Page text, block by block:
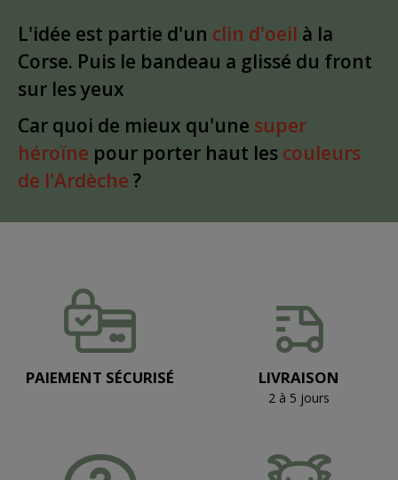
L'idée est partie d'un clin d'oeil à la
Corse. Puis le bandeau a glissé du front
sur les yeux
Car quoi de mieux qu'une super
héroïne pour porter haut les couleurs
de l'Ardèche ?
PAIEMENT SÉCURISÉ LIVRAISON
2 à 5 jours